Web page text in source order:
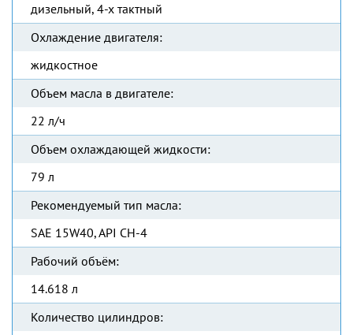
дизельный, 4-х тактный
Охлаждение двигателя:
жидкостное
Объем масла в двигателе:
22 л/ч
Объем охлаждающей жидкости:
79 л
Рекомендуемый тип масла:
SAE 15W40, API CH-4
Рабочий объём:
14.618 л
Количество цилиндров: